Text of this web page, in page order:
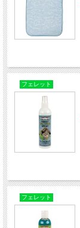
フェレット
フェレット